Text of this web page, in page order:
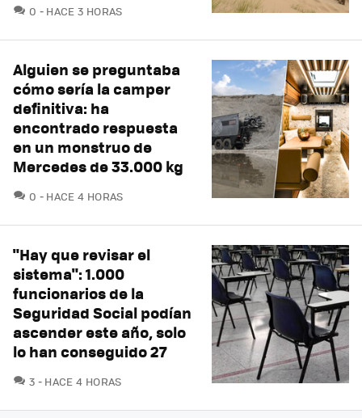
0 COMENTARIOS
HACE 3 HORAS
Alguien se preguntaba
cómo sería la camper
definitiva: ha
encontrado respuesta
en un monstruo de
Mercedes de 33.000 kg
0 COMENTARIOS
HACE 4 HORAS
"Hay que revisar el
sistema": 1.000
funcionarios de la
Seguridad Social podían
ascender este año, solo
lo han conseguido 27
3 COMENTARIOS
HACE 4 HORAS